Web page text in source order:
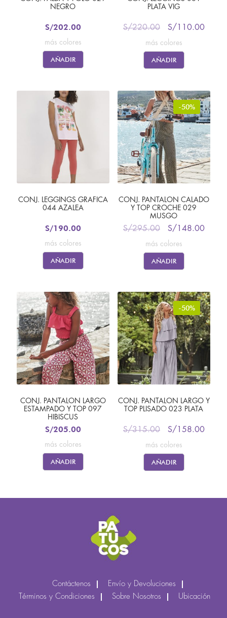
NEGRO
S/202.00
más colores
AÑADIR
PLATA VIG
S/220.00 S/ 110.00
más colores
AÑADIR
CONJ. LEGGINGS GRAFICA
044 AZALEA
S/190.00
más colores
AÑADIR
-50%
CONJ. PANTALON CALADO
Y TOP CROCHE 029
MUSGO
S/295.00 S/ 148.00
más colores
AÑADIR
CONJ. PANTALON LARGO
ESTAMPADO Y TOP 097
HIBISCUS
S/205.00
más colores
AÑADIR
-50%
CONJ. PANTALON LARGO Y
TOP PLISADO 023 PLATA
S/315.00 S/ 158.00
más colores
AÑADIR
Contáctenos
Envío y Devoluciones
Términos y Condiciones
Sobre Nosotros Ubicación